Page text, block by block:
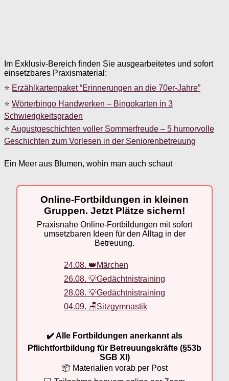
Im Exklusiv-Bereich finden Sie ausgearbeitetes und sofort
einsetzbares Praxismaterial:
⭐ Erzählkartenpaket “Erinnerungen an die 70er-Jahre”
⭐ Wörterbingo Handwerken – Bingokarten in 3
Schwierigkeitsgraden
⭐ Augustgeschichten voller Sommerfreude – 5 humorvolle
Geschichten zum Vorlesen in der Seniorenbetreuung
Ein Meer aus Blumen, wohin man auch schaut
Online-Fortbildungen in kleinen
Gruppen. Jetzt Plätze sichern!
Praxisnahe Online-Fortbildungen mit sofort
umsetzbaren Ideen für den Alltag in der
Betreuung.
24.08. 👑Märchen
26.08. 💡Gedächtnistraining
28.08. 💡Gedächtnistraining
04.09. 🪑Sitzgymnastik
✔️ Alle Fortbildungen anerkannt als
Pflichtfortbildung für Betreuungskräfte (§53b
SGB XI)
📦 Materialien vorab per Post